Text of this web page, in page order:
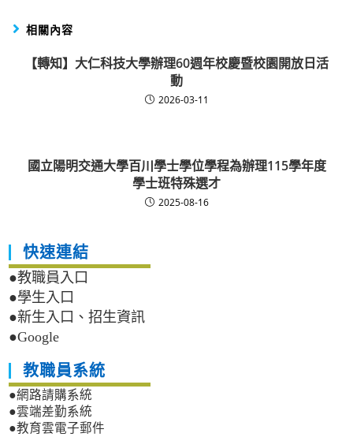
相關內容
【轉知】大仁科技大學辦理60週年校慶暨校園開放日活
動
2026-03-11
國立陽明交通大學百川學士學位學程為辦理115學年度
學士班特殊選才
2025-08-16
快速連結
●教職員入口
●學生入口
●新生入口、招生資訊
●Google
教職員系統
●網路請購系統
●雲端差勤系統
●教育雲電子郵件